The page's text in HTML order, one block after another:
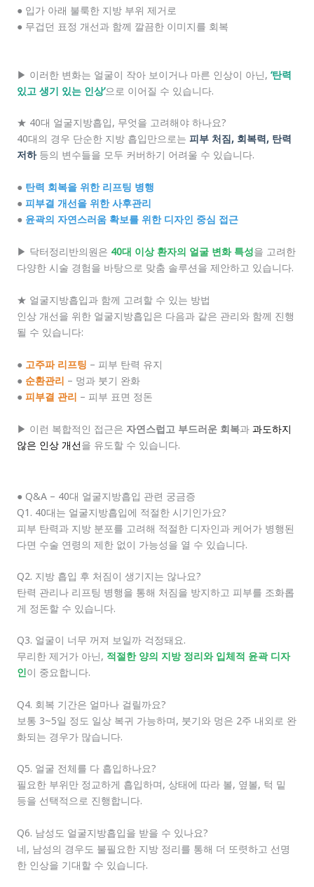
● 입가 아래 불룩한 지방 부위 제거로
● 무겁던 표정 개선과 함께 깔끔한 이미지를 회복
▶ 이러한 변화는 얼굴이 작아 보이거나 마른 인상이 아닌, ‘탄력
있고 생기 있는 인상’으로 이어질 수 있습니다.
★ 40대 얼굴지방흡입, 무엇을 고려해야 하나요?
40대의 경우 단순한 지방 흡입만으로는 피부 처짐, 회복력, 탄력
저하등의 변수들을 모두 커버하기 어려울 수 있습니다.
● 탄력 회복을 위한 리프팅 병행
● 피부결 개선을 위한 사후관리
● 윤곽의 자연스러움 확보를 위한 디자인 중심 접근
▶ 닥터정리반의원은 40대 이상 환자의 얼굴 변화 특성을 고려한
다양한 시술 경험을 바탕으로 맞춤 솔루션을 제안하고 있습니다.
★ 얼굴지방흡입과 함께 고려할 수 있는 방법
인상 개선을 위한 얼굴지방흡입은 다음과 같은 관리와 함께 진행
될 수 있습니다:
● 고주파 리프팅 – 피부 탄력 유지
● 순환관리 – 멍과 붓기 완화
● 피부결 관리 – 피부 표면 정돈
▶ 이런 복합적인 접근은 자연스럽고 부드러운 회복과 과도하지
않은 인상 개선을 유도할 수 있습니다.
● Q&A – 40대 얼굴지방흡입 관련 궁금증
Q1. 40대는 얼굴지방흡입에 적절한 시기인가요?
피부 탄력과 지방 분포를 고려해 적절한 디자인과 케어가 병행된
다면 수술 연령의 제한 없이 가능성을 열 수 있습니다.
Q2. 지방 흡입 후 처짐이 생기지는 않나요?
탄력 관리나 리프팅 병행을 통해 처짐을 방지하고 피부를 조화롭
게 정돈할 수 있습니다.
Q3. 얼굴이 너무 꺼져 보일까 걱정돼요.
무리한 제거가 아닌, 적절한 양의 지방 정리와 입체적 윤곽 디자
인이 중요합니다.
Q4. 회복 기간은 얼마나 걸릴까요?
보통 3~5일 정도 일상 복귀 가능하며, 붓기와 멍은 2주 내외로 완
화되는 경우가 많습니다.
Q5. 얼굴 전체를 다 흡입하나요?
필요한 부위만 정교하게 흡입하며, 상태에 따라 볼, 옆볼, 턱 밑
등을 선택적으로 진행합니다.
Q6. 남성도 얼굴지방흡입을 받을 수 있나요?
네, 남성의 경우도 불필요한 지방 정리를 통해 더 또렷하고 선명
한 인상을 기대할 수 있습니다.